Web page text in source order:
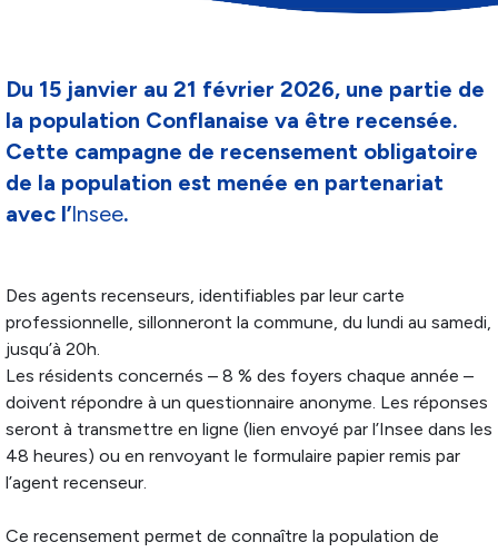
Du 15 janvier au 21 février 2026, une partie de
la population Conflanaise va être recensée.
Cette campagne de recensement obligatoire
de la population est menée en partenariat
avec l’Insee.
Des agents recenseurs, identifiables par leur carte
professionnelle, sillonneront la commune, du lundi au samedi,
jusqu’à 20h.
Les résidents concernés – 8 % des foyers chaque année –
doivent répondre à un questionnaire anonyme. Les réponses
seront à transmettre en ligne (lien envoyé par l’Insee dans les
48 heures) ou en renvoyant le formulaire papier remis par
l’agent recenseur.
Ce recensement permet de connaître la population de